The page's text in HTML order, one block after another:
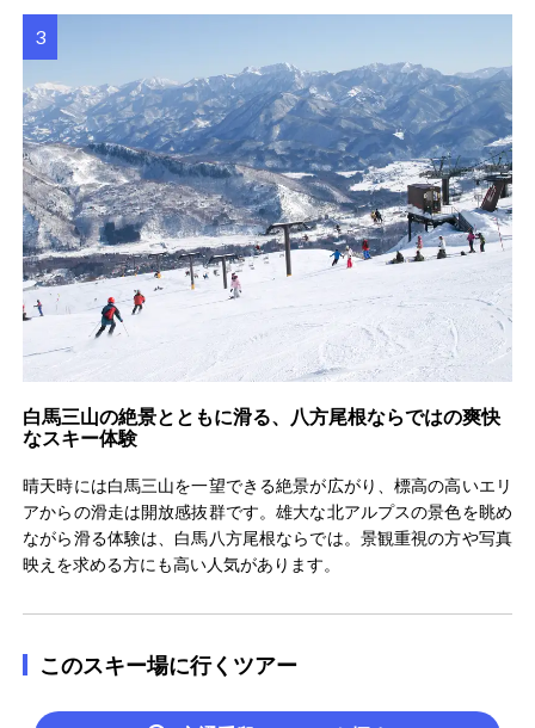
白馬三山の絶景とともに滑る、八方尾根ならではの爽快
なスキー体験
晴天時には白馬三山を一望できる絶景が広がり、標高の高いエリ
アからの滑走は開放感抜群です。雄大な北アルプスの景色を眺め
ながら滑る体験は、白馬八方尾根ならでは。景観重視の方や写真
映えを求める方にも高い人気があります。
このスキー場に行くツアー